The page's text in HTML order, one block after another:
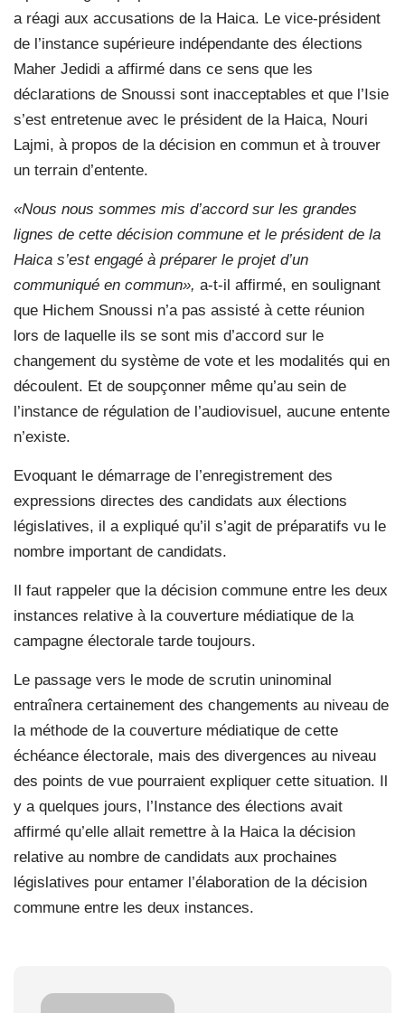
a réagi aux accusations de la Haica. Le vice-président
de l’instance supérieure indépendante des élections
Maher Jedidi a affirmé dans ce sens que les
déclarations de Snoussi sont inacceptables et que l’Isie
s’est entretenue avec le président de la Haica, Nouri
Lajmi, à propos de la décision en commun et à trouver
un terrain d’entente.
«Nous nous sommes mis d’accord sur les grandes
lignes de cette décision commune et le président de la
Haica s’est engagé à préparer le projet d’un
communiqué en commun», a-t-il affirmé, en soulignant
que Hichem Snoussi n’a pas assisté à cette réunion
lors de laquelle ils se sont mis d’accord sur le
changement du système de vote et les modalités qui en
découlent. Et de soupçonner même qu’au sein de
l’instance de régulation de l’audiovisuel, aucune entente
n’existe.
Evoquant le démarrage de l’enregistrement des
expressions directes des candidats aux élections
législatives, il a expliqué qu’il s’agit de préparatifs vu le
nombre important de candidats.
Il faut rappeler que la décision commune entre les deux
instances relative à la couverture médiatique de la
campagne électorale tarde toujours.
Le passage vers le mode de scrutin uninominal
entraînera certainement des changements au niveau de
la méthode de la couverture médiatique de cette
échéance électorale, mais des divergences au niveau
des points de vue pourraient expliquer cette situation. Il
y a quelques jours, l’Instance des élections avait
affirmé qu’elle allait remettre à la Haica la décision
relative au nombre de candidats aux prochaines
législatives pour entamer l’élaboration de la décision
commune entre les deux instances.